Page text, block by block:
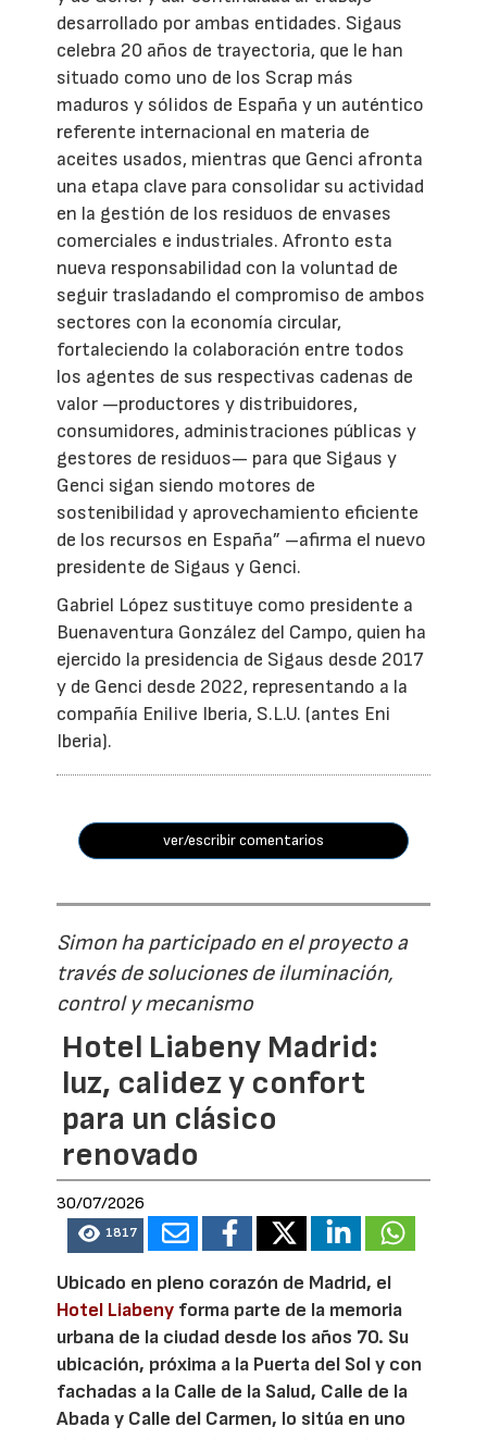
desarrollado por ambas entidades. Sigaus
celebra 20 años de trayectoria, que le han
situado como uno de los Scrap más
maduros y sólidos de España y un auténtico
referente internacional en materia de
aceites usados, mientras que Genci afronta
una etapa clave para consolidar su actividad
en la gestión de los residuos de envases
comerciales e industriales. Afronto esta
nueva responsabilidad con la voluntad de
seguir trasladando el compromiso de ambos
sectores con la economía circular,
fortaleciendo la colaboración entre todos
los agentes de sus respectivas cadenas de
valor —productores y distribuidores,
consumidores, administraciones públicas y
gestores de residuos— para que Sigaus y
Genci sigan siendo motores de
sostenibilidad y aprovechamiento eficiente
de los recursos en España” –afirma el nuevo
presidente de Sigaus y Genci.
Gabriel López sustituye como presidente a
Buenaventura González del Campo, quien ha
ejercido la presidencia de Sigaus desde 2017
y de Genci desde 2022, representando a la
compañía Enilive Iberia, S.L.U. (antes Eni
Iberia).
ver/escribir comentarios
Simon ha participado en el proyecto a
través de soluciones de iluminación,
control y mecanismo
Hotel Liabeny Madrid:
luz, calidez y confort
para un clásico
renovado
30/07/2026
1817
Ubicado en pleno corazón de Madrid, el
Hotel Liabeny forma parte de la memoria
urbana de la ciudad desde los años 70. Su
ubicación, próxima a la Puerta del Sol y con
fachadas a la Calle de la Salud, Calle de la
Abada y Calle del Carmen, lo sitúa en uno